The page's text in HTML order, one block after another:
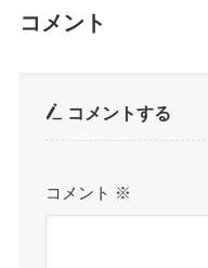
コメント
コメントする
コメント ※